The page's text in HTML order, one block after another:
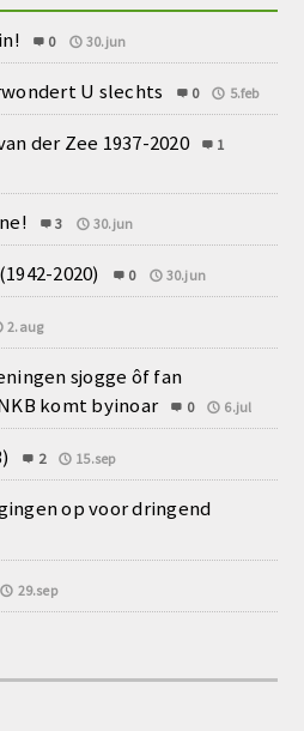
0 30.jun
U slechts 0 5.feb
der Zee 1937-2020
1
3 30.jun
2020) 0 30.jun
2.aug
sjogge ôf fan
komt byinoar
0 6.jul
2 15.sep
op voor dringend
29.sep